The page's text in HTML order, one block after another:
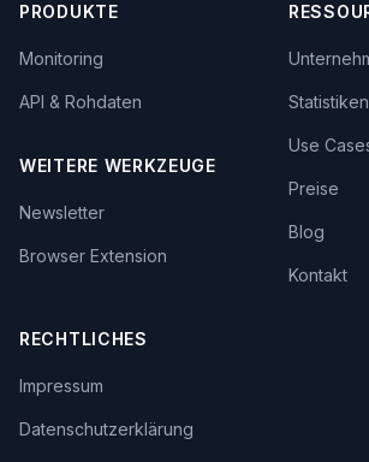
PRODUKTE
Monitoring
API & Rohdaten
WEITERE WERKZEUGE
Newsletter
Browser Extension
Statistiken
Use
Preise
Blog
Kontakt
RECHTLICHES
Impressum
Datenschutzerklärung